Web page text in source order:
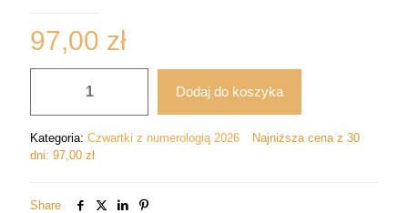
97,00 zł
wcielenie.
Jak
jakie
Dodaj do koszyka
Kategoria: Czwartki z numerologią 2026
Najniższa cena z 30
dni: 97,00 zł
Share